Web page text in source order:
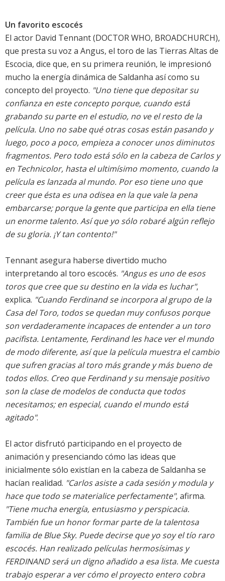
Un favorito escocés
El actor David Tennant (DOCTOR WHO, BROADCHURCH),
que presta su voz a Angus, el toro de las Tierras Altas de
Escocia, dice que, en su primera reunión, le impresionó
mucho la energía dinámica de Saldanha así como su
concepto del proyecto. "Uno tiene que depositar su
confianza en este concepto porque, cuando está
grabando su parte en el estudio, no ve el resto de la
película. Uno no sabe qué otras cosas están pasando y
luego, poco a poco, empieza a conocer unos diminutos
fragmentos. Pero todo está sólo en la cabeza de Carlos y
en Technicolor, hasta el ultimísimo momento, cuando la
película es lanzada al mundo. Por eso tiene uno que
creer que ésta es una odisea en la que vale la pena
embarcarse; porque la gente que participa en ella tiene
un enorme talento. Así que yo sólo robaré algún reflejo
de su gloria. ¡Y tan contento!"
Tennant asegura haberse divertido mucho
interpretando al toro escocés. "Angus es uno de esos
toros que cree que su destino en la vida es luchar",
explica. "Cuando Ferdinand se incorpora al grupo de la
Casa del Toro, todos se quedan muy confusos porque
son verdaderamente incapaces de entender a un toro
pacifista. Lentamente, Ferdinand les hace ver el mundo
de modo diferente, así que la película muestra el cambio
que sufren gracias al toro más grande y más bueno de
todos ellos. Creo que Ferdinand y su mensaje positivo
son la clase de modelos de conducta que todos
necesitamos; en especial, cuando el mundo está
agitado".
El actor disfrutó participando en el proyecto de
animación y presenciando cómo las ideas que
inicialmente sólo existían en la cabeza de Saldanha se
hacían realidad. "Carlos asiste a cada sesión y modula y
hace que todo se materialice perfectamente", afirma.
"Tiene mucha energía, entusiasmo y perspicacia.
También fue un honor formar parte de la talentosa
familia de Blue Sky. Puede decirse que yo soy el tío raro
escocés. Han realizado películas hermosísimas y
FERDINAND será un digno añadido a esa lista. Me cuesta
trabajo esperar a ver cómo el proyecto entero cobra